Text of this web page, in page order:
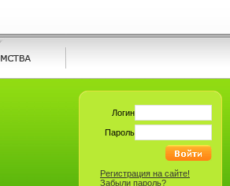
Логин
Пароль
Регистрация на сайте!
Забыли пароль?